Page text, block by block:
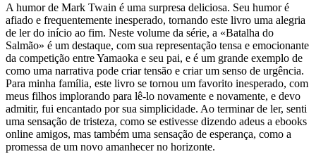
A humor de Mark Twain é uma surpresa deliciosa. Seu humor é
afiado e frequentemente inesperado, tornando este livro uma alegria
de ler do início ao fim. Neste volume da série, a «Batalha do
Salmão» é um destaque, com sua representação tensa e emocionante
da competição entre Yamaoka e seu pai, e é um grande exemplo de
como uma narrativa pode criar tensão e criar um senso de urgência.
Para minha família, este livro se tornou um favorito inesperado, com
meus filhos implorando para lê-lo novamente e novamente, e devo
admitir, fui encantado por sua simplicidade. Ao terminar de ler, senti
uma sensação de tristeza, como se estivesse dizendo adeus a ebooks
online amigos, mas também uma sensação de esperança, como a
promessa de um novo amanhecer no horizonte.